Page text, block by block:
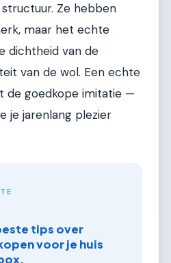
Ze hebben
maar het echte
dichtheid van de
van de wol. Een echte
de goedkope imitatie —
je jarenlang plezier
tips over
voor je huis